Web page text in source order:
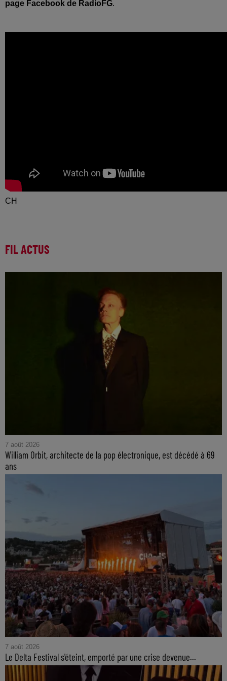
page Facebook de RadioFG.
CH
FIL ACTUS
7 août 2026
William Orbit, architecte de la pop électronique, est décédé à 69
ans
7 août 2026
Le Delta Festival s'éteint, emporté par une crise devenue...